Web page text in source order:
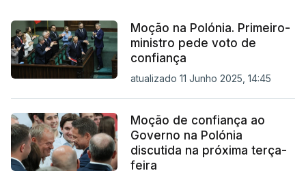
Moção na Polónia. Primeiro-
ministro pede voto de
confiança
atualizado 11 Junho 2025, 14:45
Moção de confiança ao
Governo na Polónia
discutida na próxima terça-
feira